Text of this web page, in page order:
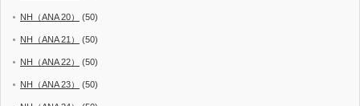
NH（ANA 20） (50)
NH（ANA 21） (50)
NH（ANA 22） (50)
NH（ANA 23） (50)